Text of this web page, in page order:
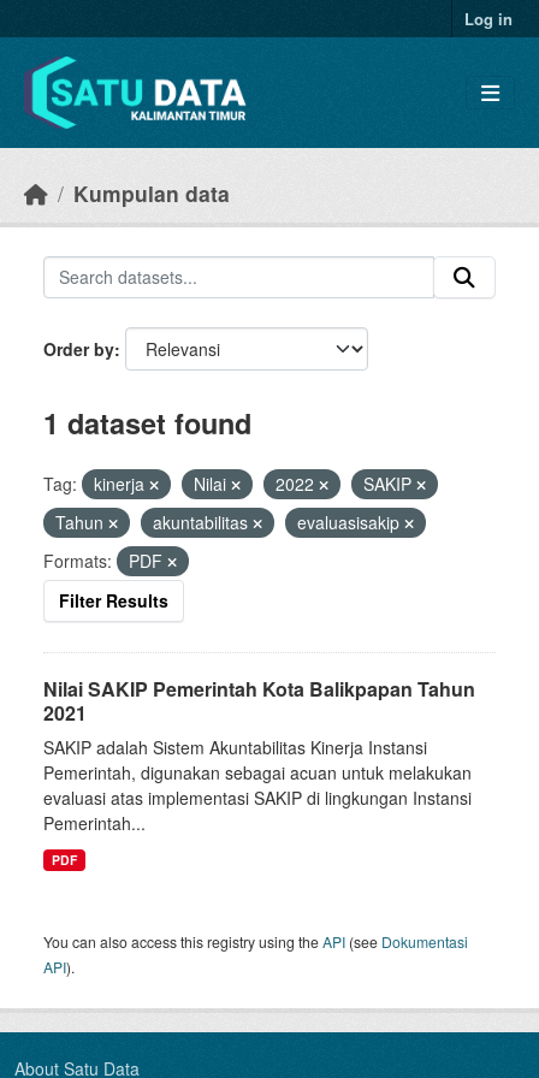
Log in
Kumpulan data
Order by
1 dataset found
Tag: kinerja Nilai 2022
SAKIP
Tahun
akuntabilitas
evaluasisakip
Formats:
PDF
Filter Results
Nilai SAKIP Pemerintah Kota Balikpapan Tahun
2021
SAKIP adalah Sistem Akuntabilitas Kinerja Instansi
Pemerintah, digunakan sebagai acuan untuk melakukan
evaluasi atas implementasi SAKIP di lingkungan Instansi
Pemerintah...
PDF
You can also access this registry using theAPI (see Dokumentasi
API).
About Satu Data